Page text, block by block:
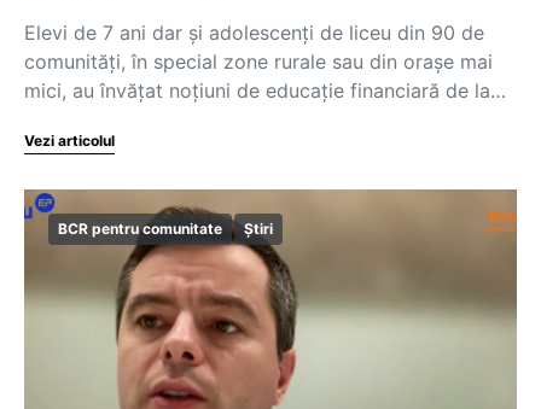
Elevi de 7 ani dar și adolescenți de liceu din 90 de
comunități, în special zone rurale sau din orașe mai
mici, au învățat noțiuni de educație financiară de la…
Vezi articolul
BCR pentru comunitate Știri